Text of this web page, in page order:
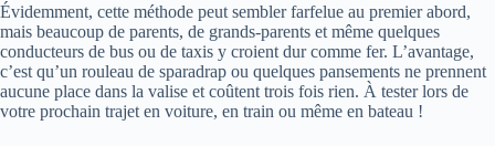
Évidemment, cette méthode peut sembler farfelue au premier abord,
mais beaucoup de parents, de grands-parents et même quelques
conducteurs de bus ou de taxis y croient dur comme fer. L’avantage,
c’est qu’un rouleau de sparadrap ou quelques pansements ne prennent
aucune place dans la valise et coûtent trois fois rien. À tester lors de
votre prochain trajet en voiture, en train ou même en bateau !